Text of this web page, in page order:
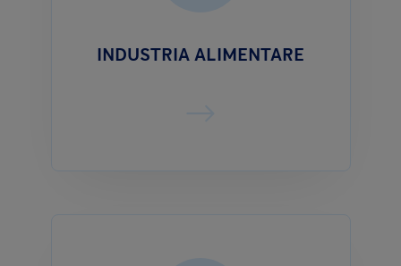
INDUSTRIA ALIMENTARE